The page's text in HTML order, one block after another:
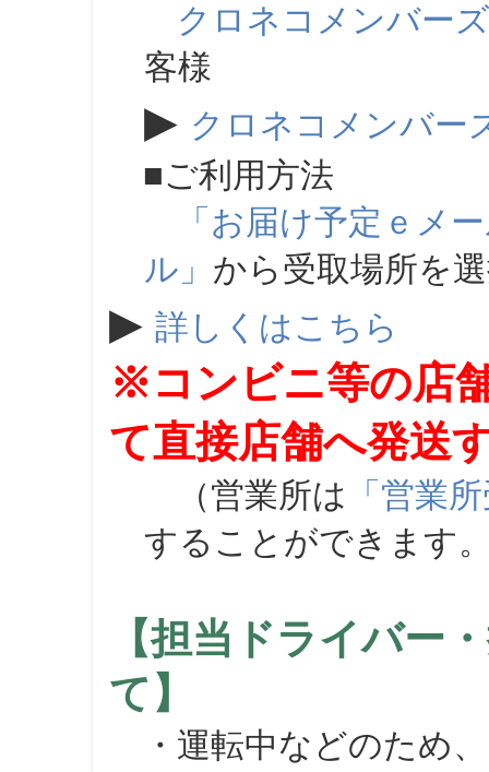
クロネコメンバーズ
客様
▶ クロネコメンバー
■ご利用方法
「お届け予定ｅメ
ル」 から受取場所を
▶ 詳しくはこちら
※コンビニ等の店
て直接店舗へ発送
（営業所は 「営業
することができます
【担当ドライバー
て】
・運転中などのため